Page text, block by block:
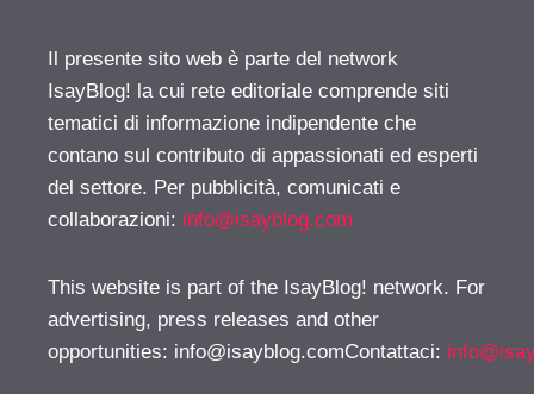
Il presente sito web è parte del network
IsayBlog! la cui rete editoriale comprende siti
tematici di informazione indipendente che
contano sul contributo di appassionati ed esperti
del settore. Per pubblicità, comunicati e
collaborazioni: info@isayblog.com
This website is part of the IsayBlog! network. For
advertising, press releases and other
opportunities: info@isayblog.comContattaci: